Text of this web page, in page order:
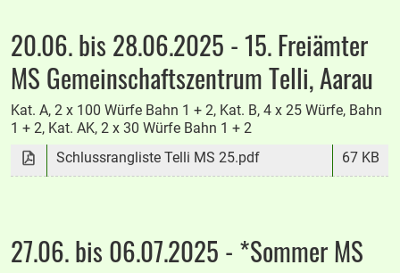
20.06. bis 28.06.2025 - 15. Freiämter
MS Gemeinschaftszentrum Telli, Aarau
Kat. A, 2 x 100 Würfe Bahn 1 + 2, Kat. B, 4 x 25 Würfe, Bahn
1 + 2, Kat. AK, 2 x 30 Würfe Bahn 1 + 2
Schlussrangliste Telli MS 25.pdf
67 KB
27.06. bis 06.07.2025 - *Sommer MS